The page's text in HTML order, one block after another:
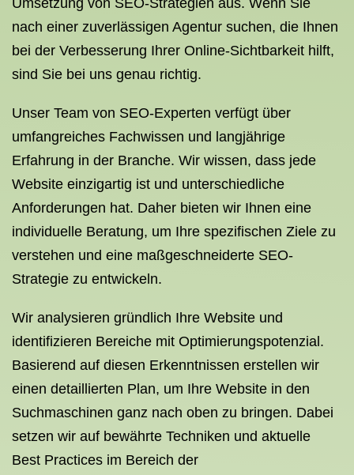
Umsetzung von SEO-Strategien aus. Wenn Sie
nach einer zuverlässigen Agentur suchen, die Ihnen
bei der Verbesserung Ihrer Online-Sichtbarkeit hilft,
sind Sie bei uns genau richtig.
Unser Team von SEO-Experten verfügt über
umfangreiches Fachwissen und langjährige
Erfahrung in der Branche. Wir wissen, dass jede
Website einzigartig ist und unterschiedliche
Anforderungen hat. Daher bieten wir Ihnen eine
individuelle Beratung, um Ihre spezifischen Ziele zu
verstehen und eine maßgeschneiderte SEO-
Strategie zu entwickeln.
Wir analysieren gründlich Ihre Website und
identifizieren Bereiche mit Optimierungspotenzial.
Basierend auf diesen Erkenntnissen erstellen wir
einen detaillierten Plan, um Ihre Website in den
Suchmaschinen ganz nach oben zu bringen. Dabei
setzen wir auf bewährte Techniken und aktuelle
Best Practices im Bereich der